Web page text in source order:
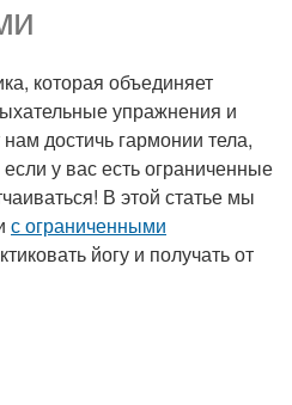
которая объединяет
упражнения и
достичь гармонии тела,
у вас есть ограниченные
В этой статье мы
с ограниченными
йогу и получать от